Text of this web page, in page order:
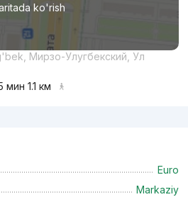
ko'rish
Мирзо-Улугбекский, Ул
мин 1.1 км
Euro
Markaziy